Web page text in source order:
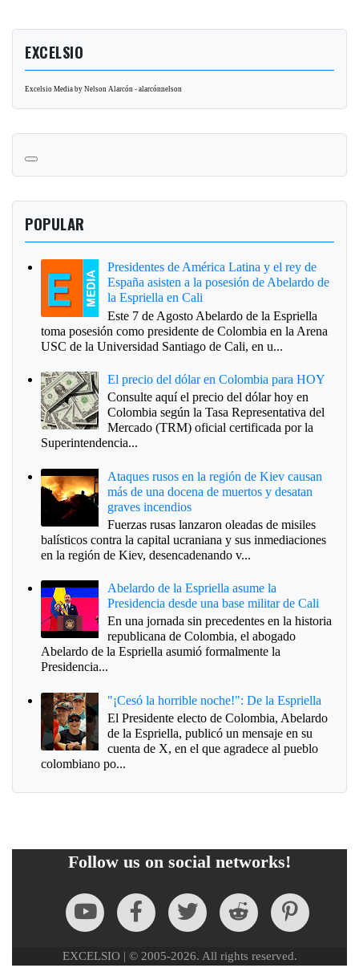
EXCELSIO
Excelsio Media by Nelson Alarcón - alarcónnelson
POPULAR
Presidentes de América Latina y el rey de
España asisten a la posesión de Abelardo de
la Espriella en Cali
Este 7 de Agosto Abelardo de la Espriella
toma posesión como presidente de Colombia en la Arena
USC de la Universidad Santiago de Cali, en u...
El precio del dólar en Colombia para HOY
Consulte aquí el precio del dólar hoy en
Colombia según la Tasa Representativa del
Mercado (TRM) oficial certificada por la
Superintendencia...
Ataques rusos en la región de Kiev causan
más de una docena de muertos y desatan
graves incendios
Fuerzas rusas lanzaron oleadas de misiles
balísticos contra la capital ucraniana y sus inmediaciones
en la región de Kiev, desencadenando v...
Abelardo de la Espriella asume la
Presidencia desde una base militar de Cali
En una jornada sin precedentes en la historia
republicana de Colombia, el abogado
Abelardo de la Espriella asumió formalmente la
Presidencia...
"¡Cesó la horrible noche!": De la Espriella
El Presidente electo de Colombia, Abelardo
de la Espriella, publicó un mensaje en su
cuenta de X, en el que agradece al pueblo
colombiano po...
Follow us on social networks!
EXCELSIO | © 2005-2026. All rights reserved.